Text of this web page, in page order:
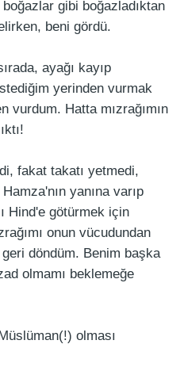
gibi boğazladıktan
beni gördü.
ayağı kayıp
yerinden vurmak
vurdum. Hatta mızrağımın
fakat takatı yetmedi,
yanına varıp
Hind'e götürmek için
onun vücudundan
geri döndüm. Benim başka
olmamı beklemeğe
olması